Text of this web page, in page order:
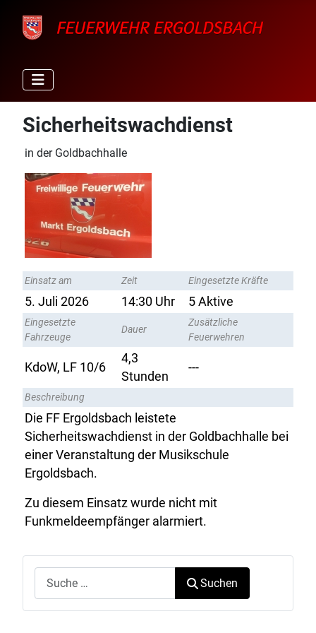
Sicherheitswachdienst
in der Goldbachhalle
Einsatz am Zeit Eingesetzte Kräfte
5. Juli 2026 14:30 Uhr 5 Aktive
Eingesetzte
Fahrzeuge
Dauer
Zusätzliche
Feuerwehren
KdoW, LF 10/6
4,3
Stunden
---
Beschreibung
Die FF Ergoldsbach leistete
Sicherheitswachdienst in der Goldbachhalle bei
einer Veranstaltung der Musikschule
Ergoldsbach.
Zu diesem Einsatz wurde nicht mit
Funkmeldeempfänger alarmiert.
Suchen